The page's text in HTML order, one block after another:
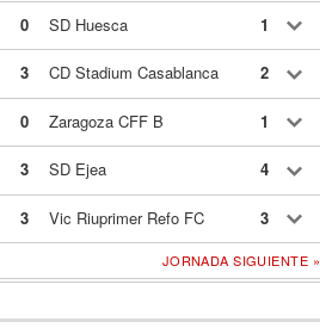
0 SD Huesca 1
3 CD Stadium Casablanca 2
0 Zaragoza CFF B 1
3 SD Ejea 4
3 Vic Riuprimer Refo FC 3
JORNADA SIGUIENTE »